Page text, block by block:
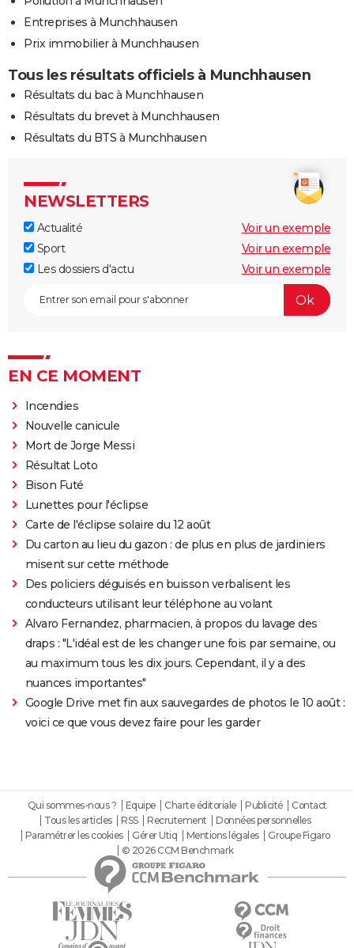
Entreprises à Munchhausen
Prix immobilier à Munchhausen
Tous les résultats officiels à Munchhausen
Résultats du bac à Munchhausen
Résultats du brevet à Munchhausen
Résultats du BTS à Munchhausen
NEWSLETTERS
Actualité
Voir un exemple
Sport
Voir un exemple
Les dossiers d'actu
Voir un exemple
EN CE MOMENT
Incendies
Nouvelle canicule
Mort de Jorge Messi
Résultat Loto
Bison Futé
Lunettes pour l'éclipse
Carte de l'éclipse solaire du 12 août
Du carton au lieu du gazon : de plus en plus de jardiniers
misent sur cette méthode
Des policiers déguisés en buisson verbalisent les
conducteurs utilisant leur téléphone au volant
Alvaro Fernandez, pharmacien, à propos du lavage des
draps : "L'idéal est de les changer une fois par semaine, ou
au maximum tous les dix jours. Cependant, il y a des
nuances importantes"
Google Drive met fin aux sauvegardes de photos le 10 août :
voici ce que vous devez faire pour les garder
Qui sommes-nous ? Equipe Charte éditoriale Publicité
Contact
Tous les articles
RSS Recrutement
Données personnelles
Paramétrer les cookies
Gérer Utiq Mentions légales
Groupe Figaro
© 2026 CCM Benchmark